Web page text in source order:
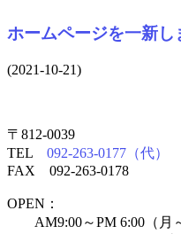
ホームページを一新し
(2021-10-21)
〒812-0039
TEL 092-263-0177（代）
FAX 092-263-0178
OPEN：
AM9:00～PM 6:00（月